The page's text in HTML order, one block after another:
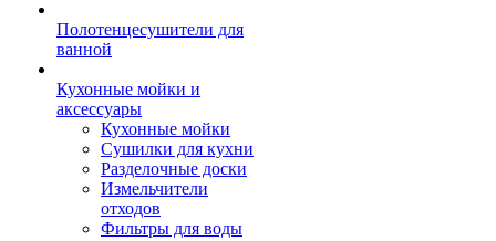
Полотенцесушители для
ванной
Кухонные мойки и
аксессуары
Кухонные мойки
Сушилки для кухни
Разделочные доски
Измельчители
отходов
Фильтры для воды